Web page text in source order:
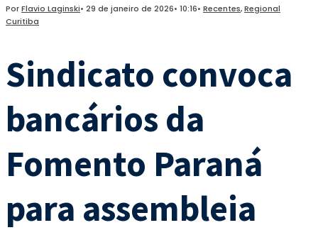
PorFlavio Laginski• 29 de janeiro de 2026• 10:16• Recentes,Regional
Curitiba
Sindicato convoca
bancários da
Fomento Paraná
para assembleia